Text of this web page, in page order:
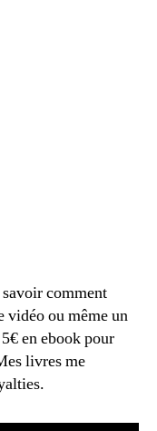
comment
vidéo ou même un
en ebook pour
livres me